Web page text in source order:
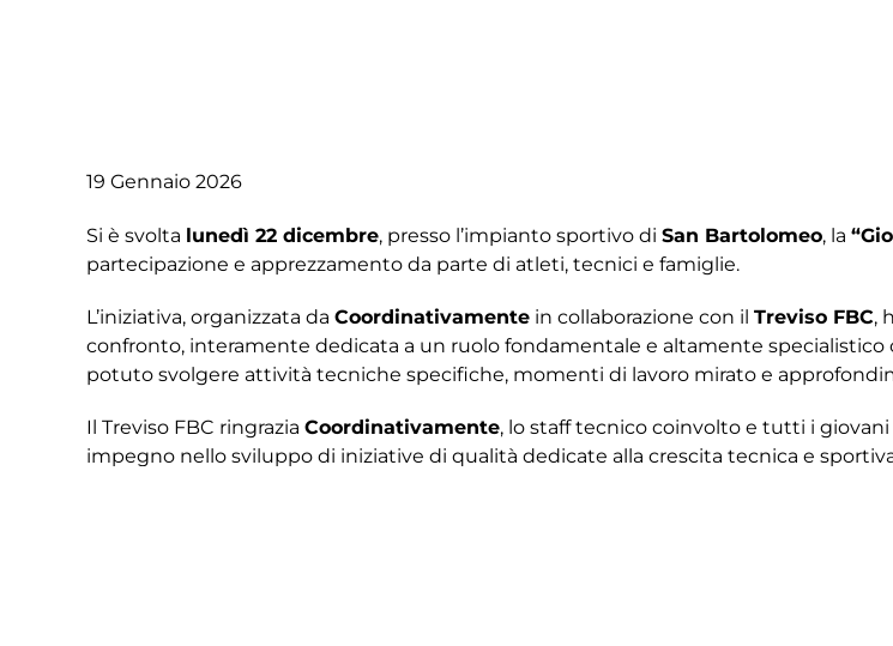
19 Gennaio 2026
Si è svolta lunedì 22 dicembre, presso l’impianto sportivo di San Bartolomeo, la
partecipazione e apprezzamento da parte di atleti, tecnici e famiglie.
L’iniziativa, organizzata da Coordinativamente in collaborazione con il Treviso FBC,
confronto, interamente dedicata a un ruolo fondamentale e altamente
potuto svolgere attività tecniche specifiche, momenti di lavoro mirato e
Il Treviso FBC ringrazia Coordinativamente, lo staff tecnico coinvolto e tutti i
impegno nello sviluppo di iniziative di qualità dedicate alla crescita tecnica e